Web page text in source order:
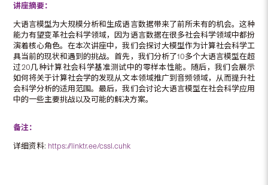
讲座摘要：
大语言模型为大规模分析和生成语言数据带来了前所未有的机会。这种
能力有望变革社会科学领域，因为语言数据在很多社会科学领域中都扮
演着核心角色。在本次讲座中，我们会探讨大模型作为计算社会科学工
具当前的现状和遇到的挑战。首先，我们分析了10多个大语言模型在超
过20几种计算社会科学基准测试中的零样本性能。随后，我们会展示
如何将关于计算社会学的发现从文本领域推广到音频领域，从而提升社
会科学分析的适用范围。最后，我们会讨论大语言模型在社会科学应用
中的一些主要挑战以及可能的解决方案。
备注：
详细资料: https://linktr.ee/cssl.cuhk